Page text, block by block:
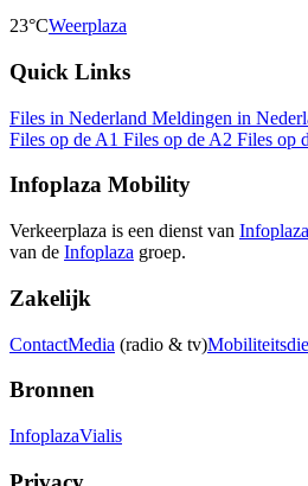
23°CWeerplaza
Quick Links
Files in Nederland Meldingen in
Files op de A1 Files op de A2 Files op
Infoplaza Mobility
Verkeerplaza is een dienst van
van de Infoplaza groep.
Zakelijk
ContactMedia (radio & tv)
Bronnen
InfoplazaVialis